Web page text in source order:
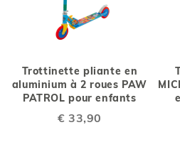
Trottinette pliante en
aluminium à 2 roues PAW
PATROL pour enfants
€ 33,90